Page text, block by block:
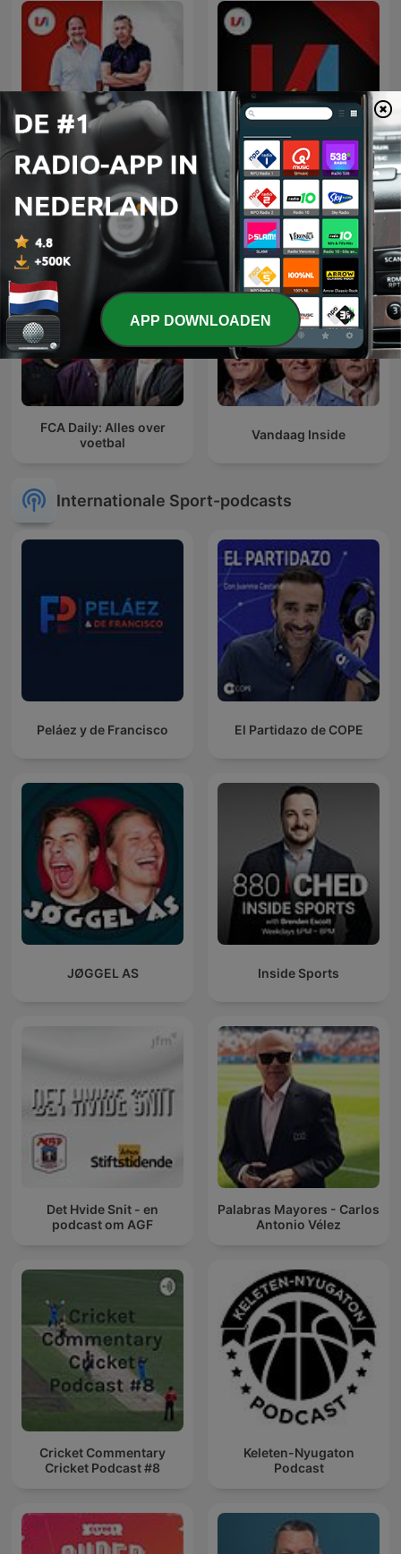
Dick Voormekaar Podcast VI ZSM
FCA Daily: Alles over
voetbal
Vandaag Inside
Internationale Sport-podcasts
Peláez y de Francisco El Partidazo de COPE
JØGGEL AS Inside Sports
Det Hvide Snit - en
podcast om AGF
Palabras Mayores - Carlos
Antonio Vélez
Cricket Commentary
Cricket Podcast #8
Keleten-Nyugaton
Podcast
APP DOWNLOADEN